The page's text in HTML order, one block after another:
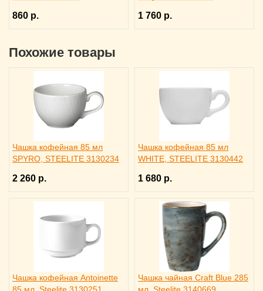
860 р. 1 760 р.
Похожие товары
Чашка кофейная 85 мл
SPYRO, STEELITE 3130234
2 260 р.
Чашка кофейная 85 мл
WHITE, STEELITE 3130442
1 680 р.
Чашка кофейная Antoinette
Чашка чайная Craft Blue 285